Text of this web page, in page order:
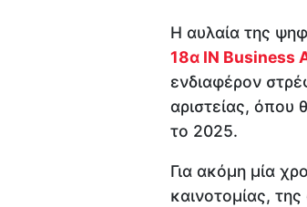
Η αυλαία της
18α IN Business
ενδιαφέρον
αριστείας, όπου
το 2025.
Για ακόμη μία
καινοτομίας,